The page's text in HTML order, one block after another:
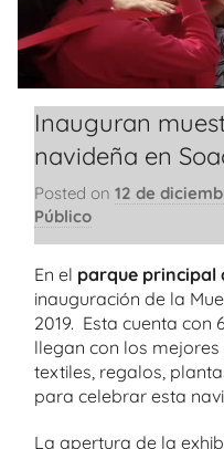
Inauguran
navideña en
Posted on 12 de
Público
En el parque principal
inauguración de la
2019. Esta cuenta con
llegan con los
textiles, regalos,
para celebrar esta
La apertura de la